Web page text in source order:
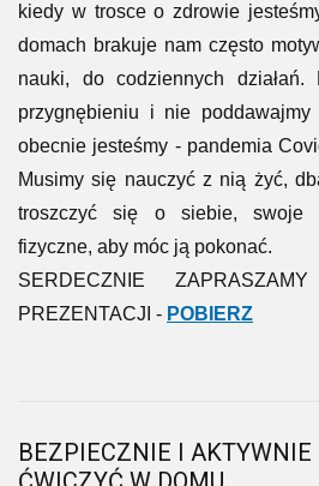
kiedy w trosce o zdrowie
domach brakuje nam często
nauki, do codziennych
przygnębieniu i nie
obecnie jesteśmy - pandemia
Musimy się nauczyć z nią żyć,
troszczyć się o siebie, swoje
fizyczne, aby móc ją pokonać.
SERDECZNIE
PREZENTACJI - POBIERZ
BEZPIECZNIE I